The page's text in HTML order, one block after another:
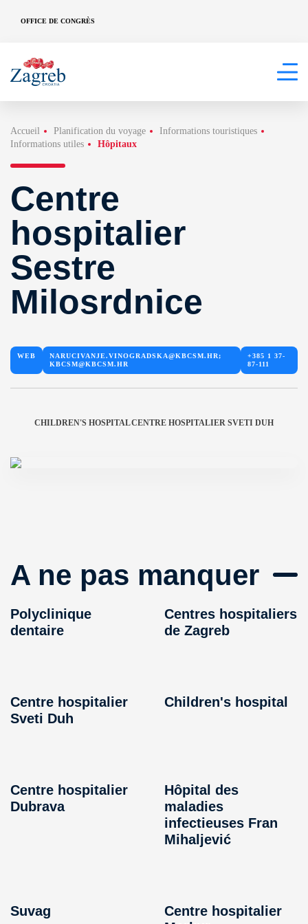
OFFICE DE CONGRÈS
Accueil Planification du voyage
Informations touristiques
Informations utiles
Hôpitaux
Centre
hospitalier
Sestre
Milosrdnice
WEB
NARUCIVANJE.VINOGRADSKA@KBCSM.HR;
KBCSM@KBCSM.HR
+385 1 37-
87-111
CHILDREN'S HOSPITALCENTRE HOSPITALIER SVETI DUH
A ne pas manquer
Polyclinique
dentaire
Centres hospitaliers
de Zagreb
Centre hospitalier
Sveti Duh
Children's hospital
Centre hospitalier
Dubrava
Hôpital des
maladies
infectieuses Fran
Mihaljević
Suvag
Centre hospitalier